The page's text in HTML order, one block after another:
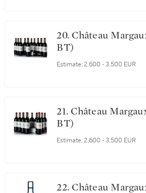
20. Château Margaux 1987 (12
BT)
Estimate: 2,600 - 3,500 EUR
21. Château Margaux 1987 (12
BT)
Estimate: 2,600 - 3,500 EUR
22. Château Margaux 1987 (3